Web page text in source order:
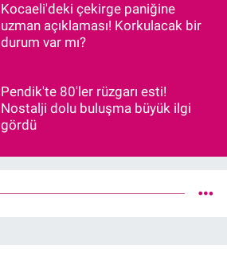
Kocaeli'deki çekirge paniğine
uzman açıklaması! Korkulacak bir
durum var mı?
Pendik'te 80'ler rüzgarı esti!
Nostalji dolu buluşma büyük ilgi
gördü